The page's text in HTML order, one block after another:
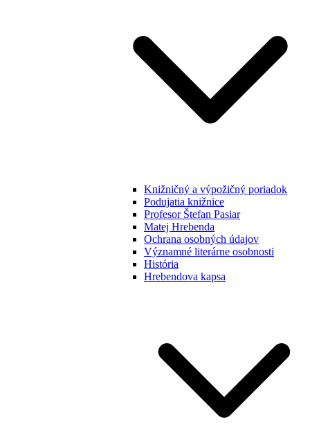
Knižničný a výpožičný poriadok
Podujatia knižnice
Profesor Štefan Pasiar
Matej Hrebenda
Ochrana osobných údajov
Významné literárne osobnosti
História
Hrebendova kapsa